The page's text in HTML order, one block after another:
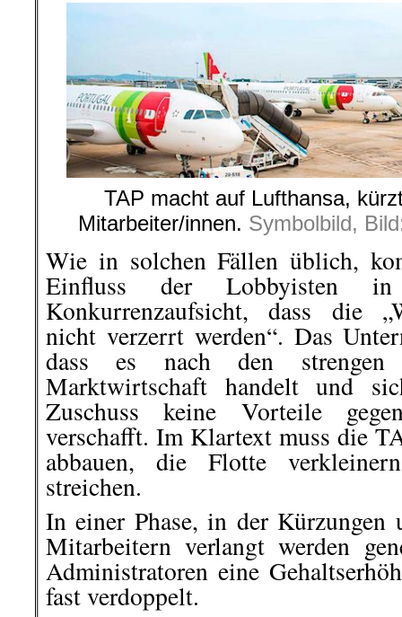
TAP macht auf Lufthansa,
Mitarbeiter/innen. Symbolbild,
Wie in solchen Fällen üblich,
Einfluss der Lobbyisten
Konkurrenzaufsicht, dass die
nicht verzerrt werden“. Das
dass es nach den
Marktwirtschaft handelt und
Zuschuss keine Vorteile
verschafft. Im Klartext muss die
abbauen, die Flotte
streichen.
In einer Phase, in der Kürzungen
Mitarbeitern verlangt werden
Administratoren eine
fast verdoppelt.